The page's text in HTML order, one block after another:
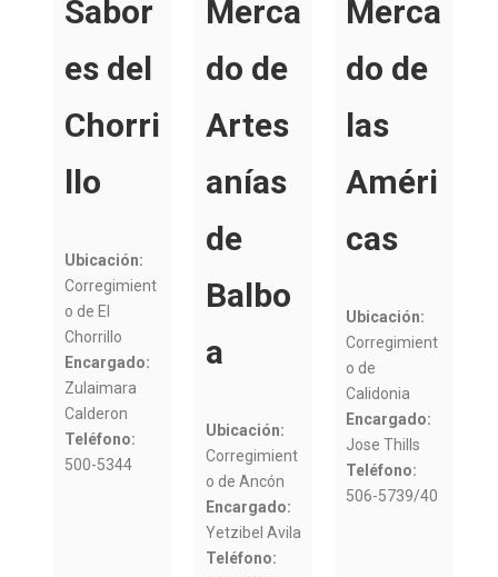
Sabor
es del
Chorri
llo
Ubicación:
Corregimient
o de El
Chorrillo
Encargado:
Zulaimara
Calderon
Teléfono:
500-5344
Merca
do de
Artes
anías
de
Balbo
a
Ubicación:
Corregimient
o de Ancón
Encargado:
Yetzibel Avila
Teléfono:
Merca
do de
las
Améri
cas
Ubicación:
Corregimient
o de
Calidonia
Encargado:
Jose Thills
Teléfono:
506-5739/40